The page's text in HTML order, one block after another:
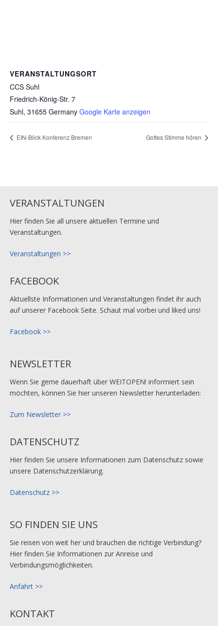
VERANSTALTUNGSORT
CCS Suhl
Friedrich-König-Str. 7
Suhl, 31655 Germany Google Karte anzeigen
EIN-Blick Konferenz Bremen Gottes Stimme hören
VERANSTALTUNGEN
Hier finden Sie all unsere aktuellen Termine und
Veranstaltungen.
Veranstaltungen >>
FACEBOOK
Aktuellste Informationen und Veranstaltungen findet ihr auch
auf unserer Facebook Seite. Schaut mal vorbei und liked uns!
Facebook >>
NEWSLETTER
Wenn Sie gerne dauerhaft über WEITOPEN! informiert sein
möchten, können Sie hier unseren Newsletter herunterladen:
Zum Newsletter >>
DATENSCHUTZ
Hier finden Sie unsere Informationen zum Datenschutz sowie
unsere Datenschutzerklärung.
Datenschutz >>
SO FINDEN SIE UNS
Sie reisen von weit her und brauchen die richtige Verbindung?
Hier finden Sie Informationen zur Anreise und
Verbindungsmöglichkeiten.
Anfahrt >>
KONTAKT